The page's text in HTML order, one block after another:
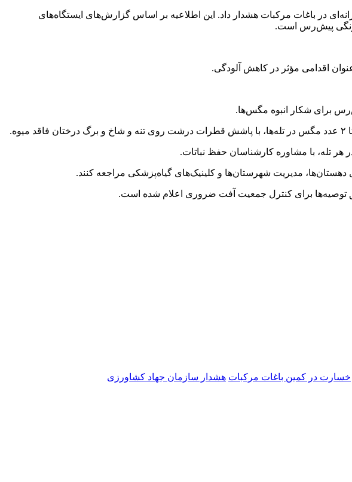
در باغات مرکبات هشدار داد. این اطلاعیه بر اساس گزارش‌های ایستگاه‌های
پیش‌رس است.
مدیریت شهرستان‌ها و کلینیک‌های گیاه‌پزشکی مراجعه کنند.
توصیه‌ها برای کنترل جمعیت آفت ضروری اعلام شده است.
خسارت در کمین باغات مرکبات هشدار سازمان جهاد کشاورزی